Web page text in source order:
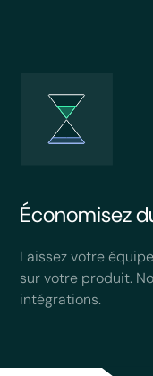
Économisez
Laissez votre
sur votre produit.
intégrations.